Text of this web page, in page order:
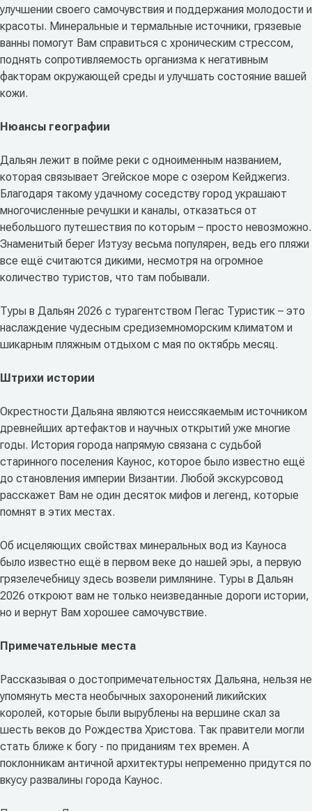
улучшении своего самочувствия и поддержания молодости и
красоты. Минеральные и термальные источники, грязевые
ванны помогут Вам справиться с хроническим стрессом,
поднять сопротивляемость организма к негативным
факторам окружающей среды и улучшать состояние вашей
кожи.
Нюансы географии
Дальян лежит в пойме реки с одноименным названием,
которая связывает Эгейское море с озером Кейджегиз.
Благодаря такому удачному соседству город украшают
многочисленные речушки и каналы, отказаться от
небольшого путешествия по которым – просто невозможно.
Знаменитый берег Изтузу весьма популярен, ведь его пляжи
все ещё считаются дикими, несмотря на огромное
количество туристов, что там побывали.
Туры в Дальян 2026 с турагентством Пегас Туристик – это
наслаждение чудесным средиземноморским климатом и
шикарным пляжным отдыхом с мая по октябрь месяц.
Штрихи истории
Окрестности Дальяна являются неиссякаемым источником
древнейших артефактов и научных открытий уже многие
годы. История города напрямую связана с судьбой
старинного поселения Каунос, которое было известно ещё
до становления империи Византии. Любой экскурсовод
расскажет Вам не один десяток мифов и легенд, которые
помнят в этих местах.
Об исцеляющих свойствах минеральных вод из Кауноса
было известно ещё в первом веке до нашей эры, а первую
грязелечебницу здесь возвели римлянине. Туры в Дальян
2026 откроют вам не только неизведанные дороги истории,
но и вернут Вам хорошее самочувствие.
Примечательные места
Рассказывая о достопримечательностях Дальяна, нельзя не
упомянуть места необычных захоронений ликийских
королей, которые были вырублены на вершине скал за
шесть веков до Рождества Христова. Так правители могли
стать ближе к богу - по приданиям тех времен. А
поклонникам античной архитектуры непременно придутся по
вкусу развалины города Каунос.